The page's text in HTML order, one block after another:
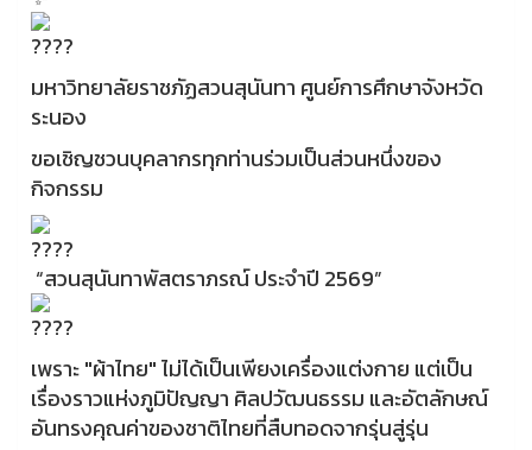
มหาวิทยาลัยราชภัฏสวนสุนันทา ศูนย์การศึกษาจังหวัด
ระนอง
ขอเชิญชวนบุคลากรทุกท่านร่วมเป็นส่วนหนึ่งของ
กิจกรรม
“สวนสุนันทาพัสตราภรณ์ ประจำปี 2569”
เพราะ "ผ้าไทย" ไม่ได้เป็นเพียงเครื่องแต่งกาย แต่เป็น
เรื่องราวแห่งภูมิปัญญา ศิลปวัฒนธรรม และอัตลักษณ์
อันทรงคุณค่าของชาติไทยที่สืบทอดจากรุ่นสู่รุ่น